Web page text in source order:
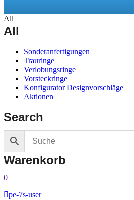
All
All
Sonderanfertigungen
Trauringe
Verlobungsringe
Vorsteckringe
Konfigurator Designvorschläge
Aktionen
Search
Warenkorb
0
pe-7s-user